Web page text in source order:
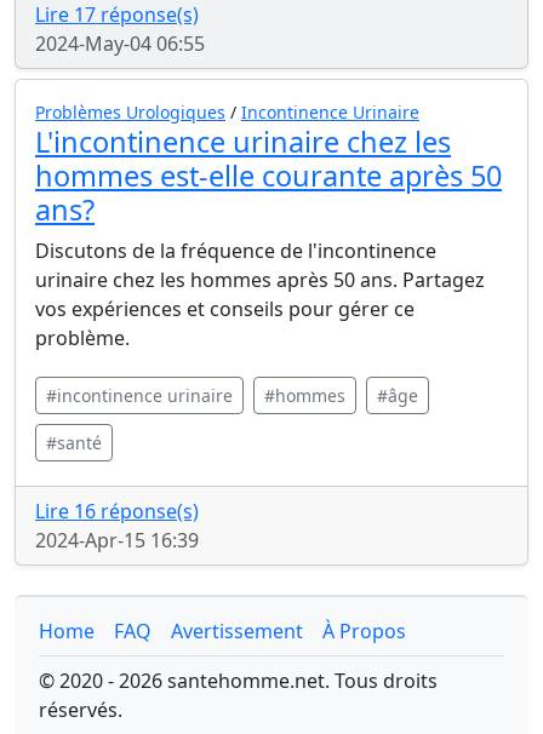
Lire 17 réponse(s)
2024-May-04 06:55
Problèmes Urologiques / Incontinence Urinaire
L'incontinence urinaire chez les
hommes est-elle courante après 50
ans?
Discutons de la fréquence de l'incontinence
urinaire chez les hommes après 50 ans. Partagez
vos expériences et conseils pour gérer ce
problème.
#incontinence urinaire #hommes #âge
#santé
Lire 16 réponse(s)
2024-Apr-15 16:39
Home FAQ Avertissement
À Propos
© 2020 - 2026 santehomme.net. Tous droits
réservés.